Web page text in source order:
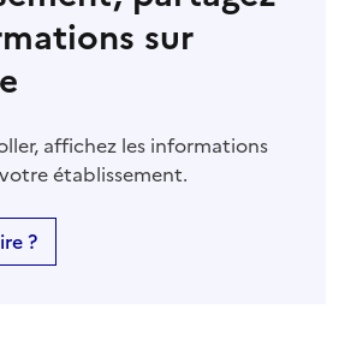
sur
affichez les informations
établissement.
?